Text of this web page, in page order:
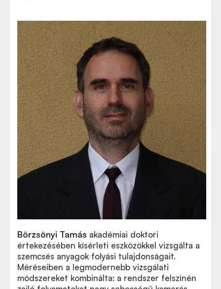
Börzsönyi Tamás akadémiai doktori
értekezésében kísérleti eszközökkel vizsgálta a
szemcsés anyagok folyási tulajdonságait.
Méréseiben a legmodernebb vizsgálati
módszereket kombinálta: a rendszer felszínén